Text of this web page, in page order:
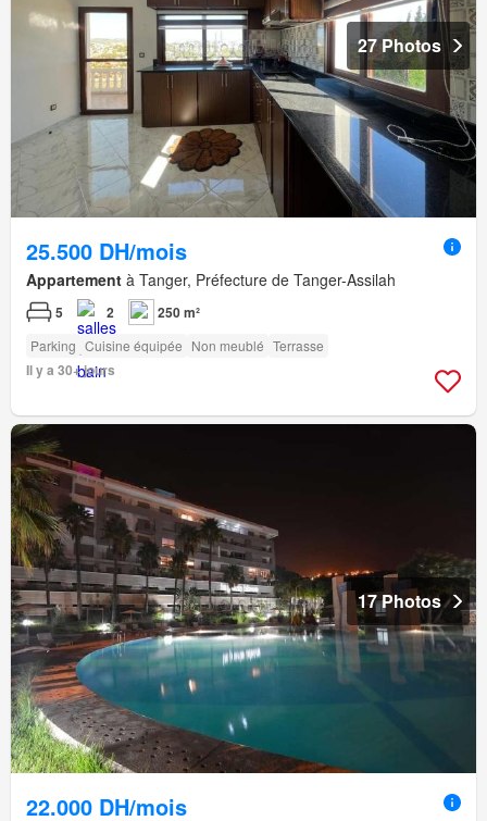
27 Photos
25.500 DH/mois
Appartement à Tanger, Préfecture de Tanger-Assilah
5 2 250 m²
Parking Cuisine équipée Non meublé Terrasse
Il y a 30+ jours
17 Photos
22.000 DH/mois